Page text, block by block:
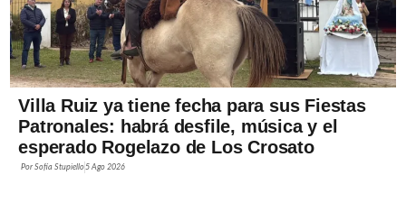
Villa Ruiz ya tiene fecha para sus Fiestas
Patronales: habrá desfile, música y el
esperado Rogelazo de Los Crosato
PorSofía Stupiello5 Ago 2026